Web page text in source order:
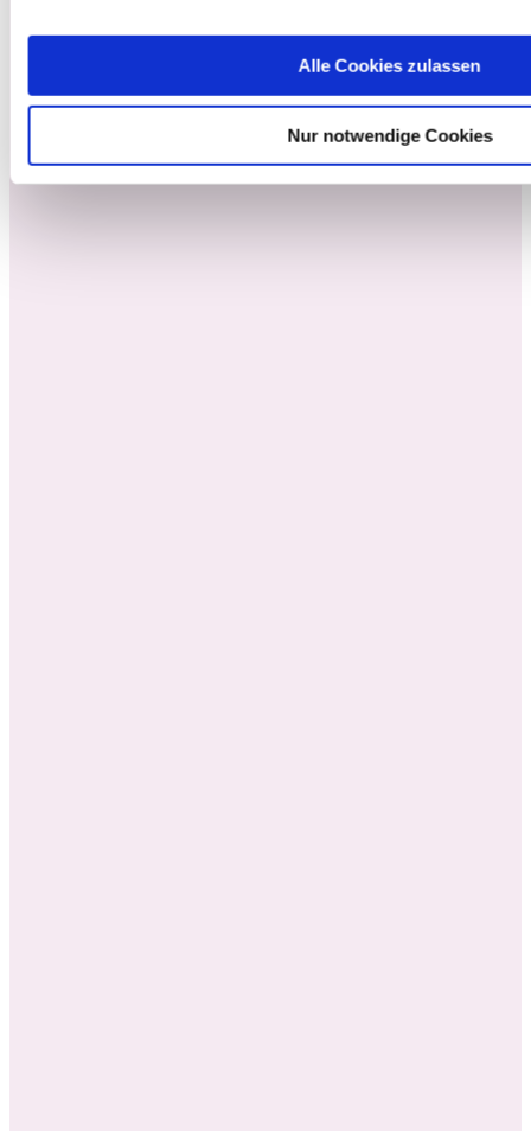
Alle Cookies zulassen
Nur notwendige Cookies